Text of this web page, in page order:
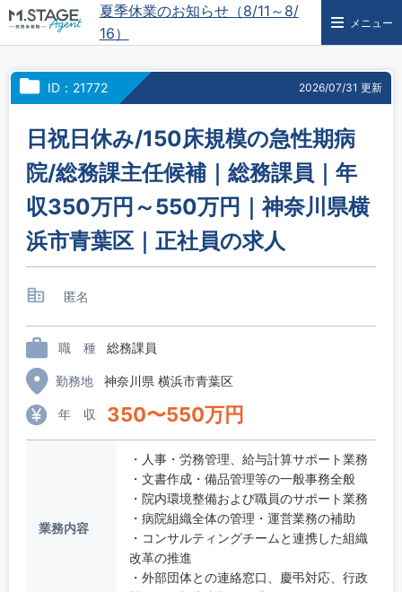
夏季休業のお知らせ（8/11～8/
16）
メニュー
ID：21772 2026/07/31 更新
日祝日休み/150床規模の急性期病
院/総務課主任候補｜総務課員｜年
収350万円～550万円｜神奈川県横
浜市青葉区｜正社員の求人
匿名
職 種 総務課員
勤務地 神奈川県 横浜市青葉区
年 収 350〜550万円
業務内容
・人事・労務管理、給与計算サポート業務
・文書作成・備品管理等の一般事務全般
・院内環境整備および職員のサポート業務
・病院組織全体の管理・運営業務の補助
・コンサルティングチームと連携した組織
改革の推進
・外部団体との連絡窓口、慶弔対応、行政